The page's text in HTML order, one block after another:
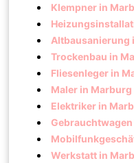
Klempner in
Altbausanierung
Trockenbau in
Fliesenleger in
Maler in Marburg
Elektriker in
Werkstatt in